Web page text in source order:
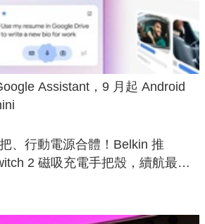
Assistant，9 月起 Android
、行動電源合體！Belkin 推
2 磁吸充電手把殼，續航最高